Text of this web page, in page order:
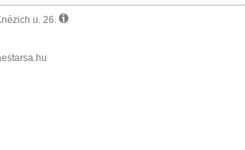
u. 26.